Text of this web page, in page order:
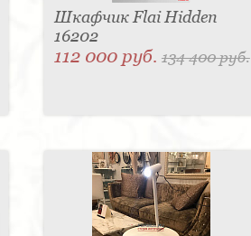
Шкафчик Flai Hidden
16202
112 000 руб. 134 400 руб.